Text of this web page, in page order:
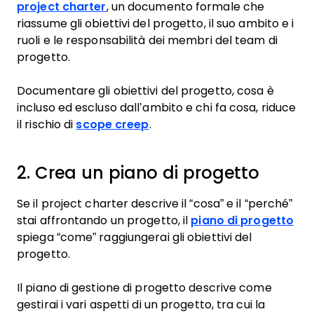
project charter, un documento formale che
riassume gli obiettivi del progetto, il suo ambito e i
ruoli e le responsabilità dei membri del team di
progetto.
Documentare gli obiettivi del progetto, cosa è
incluso ed escluso dall’ambito e chi fa cosa, riduce
il rischio di scope creep.
2. Crea un piano di progetto
Se il project charter descrive il “cosa” e il “perché”
stai affrontando un progetto, il piano di progetto
spiega “come” raggiungerai gli obiettivi del
progetto.
Il piano di gestione di progetto descrive come
gestirai i vari aspetti di un progetto, tra cui la